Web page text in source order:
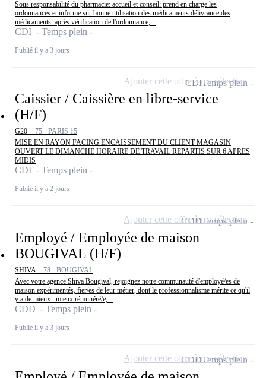
Sous responsabilité du pharmacie: accueil et conseil: prend en charge les
ordonnances et informe sur bonne utilisation des médicaments délivrance des
médicaments: après vérification de l'ordonnance,...
CDI - Temps plein
Publié il y a 3 jours
Caissier / Caissière en libre-service
(H/F)
G20 - 75 - PARIS 15
MISE EN RAYON FACING ENCAISSEMENT DU CLIENT MAGASIN
OUVERT LE DIMANCHE HORAIRE DE TRAVAIL REPARTIS SUR 6 APRES
MIDIS
CDI - Temps plein
Publié il y a 2 jours
CDITemps plein
Ajouter cette offre à ma sélection
Employé / Employée de maison
BOUGIVAL (H/F)
SHIVA - 78 - BOUGIVAL
Avec votre agence Shiva Bougival, rejoignez notre communauté d'employé/es de
maison expérimentés, fier/es de leur métier, dont le professionnalisme mérite ce qu'il
y a de mieux : mieux rémunéré/e,...
CDD - Temps plein
Publié il y a 3 jours
CDDTemps plein
Ajouter cette offre à ma sélection
CDDTemps plein
Ajouter cette offre à ma sélection